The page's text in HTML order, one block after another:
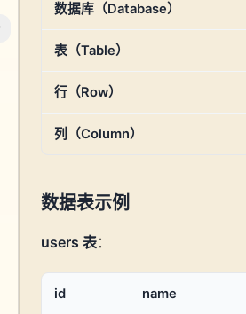
数据库（Database）
表（Table）
行（Row）
列（Column）
数据表示例
users 表：
id name